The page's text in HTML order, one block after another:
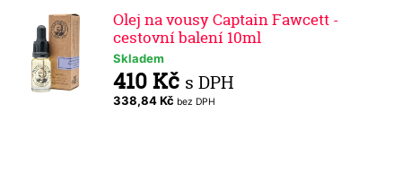
Olej na vousy Captain Fawcett -
cestovní balení 10ml
Skladem
410 Kč s DPH
338,84 Kč bez DPH